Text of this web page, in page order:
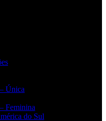
Única
Feminina
do Sul